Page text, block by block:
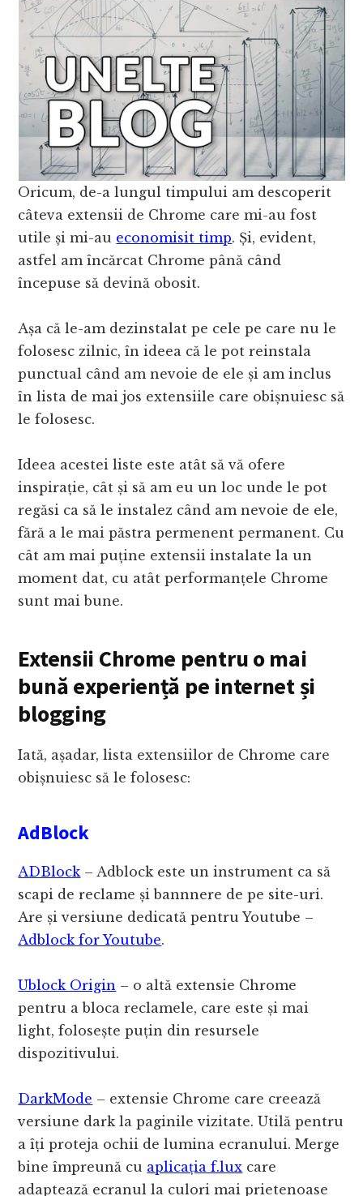
Oricum, de-a lungul timpului am descoperit
câteva extensii de Chrome care mi-au fost
utile și mi-au economisit timp. Și, evident,
astfel am încărcat Chrome până când
începuse să devină obosit.
Așa că le-am dezinstalat pe cele pe care nu le
folosesc zilnic, în ideea că le pot reinstala
punctual când am nevoie de ele și am inclus
în lista de mai jos extensiile care obișnuiesc să
le folosesc.
Ideea acestei liste este atât să vă ofere
inspirație, cât și să am eu un loc unde le pot
regăsi ca să le instalez când am nevoie de ele,
fără a le mai păstra permenent permanent. Cu
cât am mai puține extensii instalate la un
moment dat, cu atât performanțele Chrome
sunt mai bune.
Extensii Chrome pentru o mai
bună experiență pe internet și
blogging
Iată, așadar, lista extensiilor de Chrome care
obișnuiesc să le folosesc:
AdBlock
ADBlock– Adblock este un instrument ca să
scapi de reclame și bannnere de pe site-uri.
Are și versiune dedicată pentru Youtube –
Adblock for Youtube.
Ublock Origin – o altă extensie Chrome
pentru a bloca reclamele, care este și mai
light, folosește puțin din resursele
dispozitivului.
DarkMode – extensie Chrome care creează
versiune dark la paginile vizitate. Utilă pentru
a îți proteja ochii de lumina ecranului. Merge
bine împreună cu aplicația f.lux care
adaptează ecranul la culori mai prietenoase